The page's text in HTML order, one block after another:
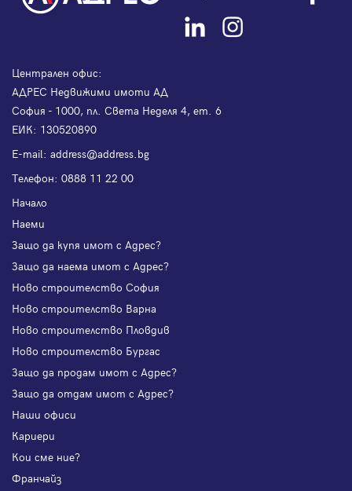
Централен офис:
АДРЕС Недвижими имоти АД
София - 1000, пл. Света Неделя 4, ет. 6
ЕИК: 130520890
Е-mail: address@address.bg
Телефон: 0888 11 22 00
Начало
Наеми
Защо да купя имот с Адрес?
Защо да наема имот с Адрес?
Ново строителство София
Ново строителство Варна
Ново строителство Пловдив
Ново строителство Бургас
Защо да продам имот с Адрес?
Защо да отдам имот с Адрес?
Наши офиси
Кариери
Кои сме ние?
Франчайз